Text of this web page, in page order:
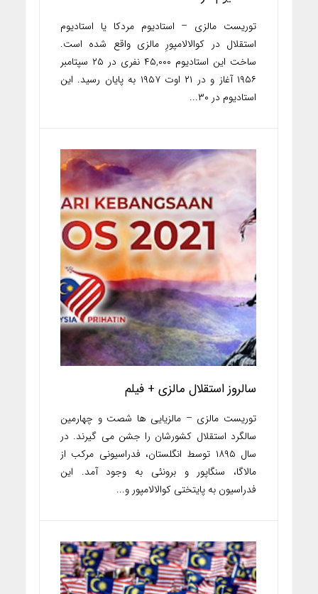
توریست مالزی – استادیوم مردکا یا استادیوم
استقلال در کوالالامپورِ مالزی واقع شده است.
ساخت این استادیوم ۴۵,٠٠٠ نفری در ٢۵ سپتامبر
١٩۵۶ آغاز و در ٢١ اوت ١٩۵٧ به پایان رسید. این
استادیوم در ٣٠...
سالروز استقلال مالزی + فیلم
توریست مالزی – مالزیایی ها شصت و چهارمین
سالگرد استقلال کشورشان را جشن می گیرند. در
سال ۱۸۹۵ توسط انگلستان، فدراسیونی مرکب از
مالاگا، سنگاپور و برونئی به وجود آمد. این
فدراسیون به پایتختی کوالالامپور و...